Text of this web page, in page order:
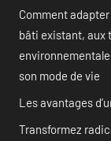
Comment
bâti existant, aux
son mode de vie
Les avantages
Transformez